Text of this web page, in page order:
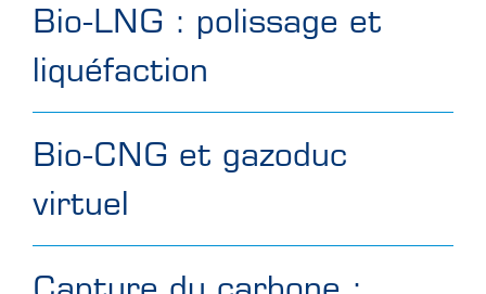
Bio-LNG : polissage et
liquéfaction
Bio-CNG et gazoduc
virtuel